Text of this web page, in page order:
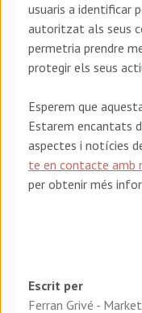
usuaris a identificar
autoritzat als seus
permetria prendre
protegir els seus
Esperem que
Estarem encantats
aspectes i notícies
te en contacte amb
per obtenir més
Escrit per
Ferran Grivé -